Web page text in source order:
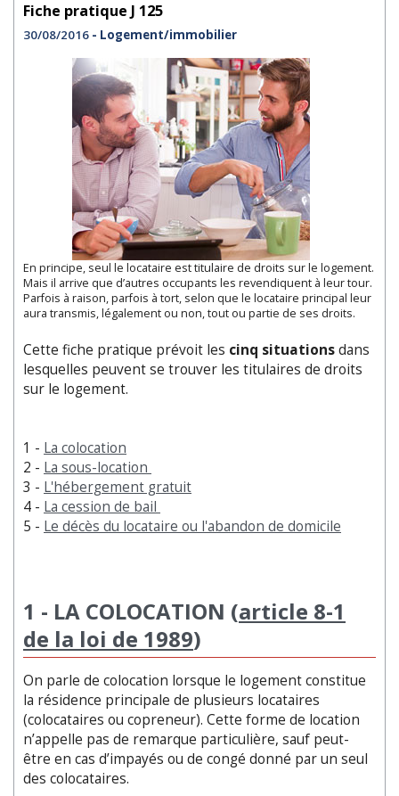
Fiche pratique J 125
30/08/2016 - Logement/immobilier
En principe, seul le locataire est titulaire de droits sur le logement.
Mais il arrive que d’autres occupants les revendiquent à leur tour.
Parfois à raison, parfois à tort, selon que le locataire principal leur
aura transmis, légalement ou non, tout ou partie de ses droits.
Cette fiche pratique prévoit les cinq situationsdans
lesquelles peuvent se trouver les titulaires de droits
sur le logement.
1 - La colocation
2 - La sous-location
3 - L'hébergement gratuit
4 - La cession de bail
5 - Le décès du locataire ou l'abandon de domicile
1 - LA COLOCATION (article 8-1
de la loi de 1989)
On parle de colocation lorsque le logement constitue
la résidence principale de plusieurs locataires
(colocataires ou copreneur). Cette forme de location
n’appelle pas de remarque particulière, sauf peut-
être en cas d’impayés ou de congé donné par un seul
des colocataires.